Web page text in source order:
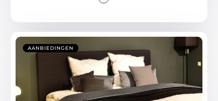
AANBIEDINGEN